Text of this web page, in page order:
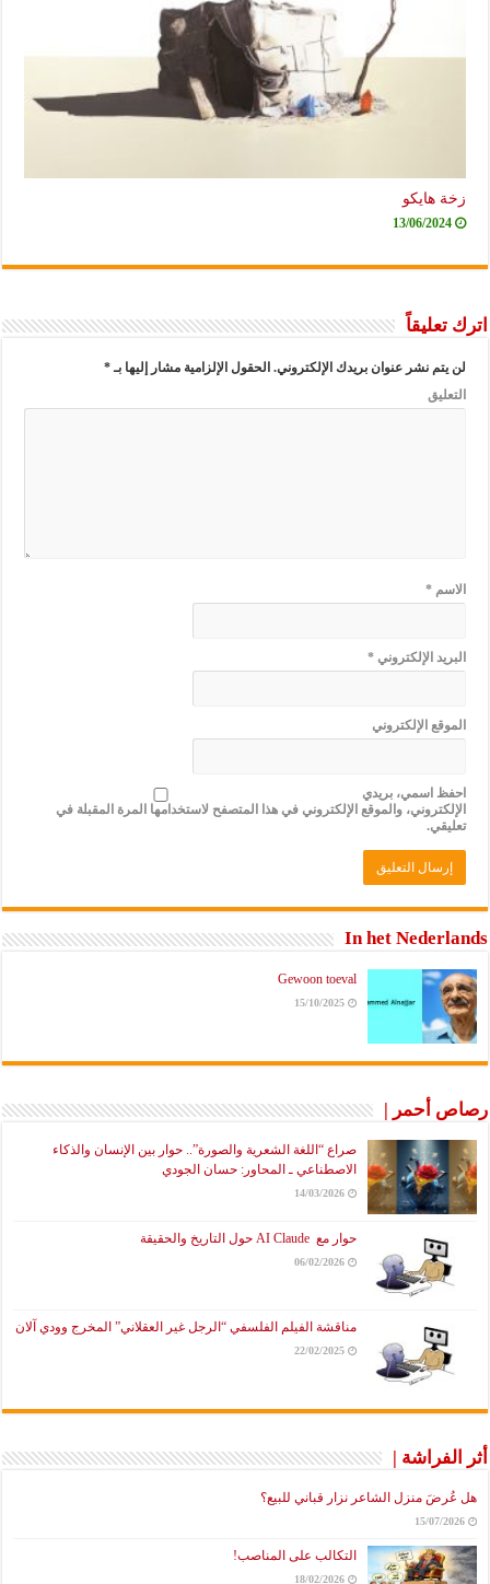
زخة هايكو
13/06/2024
اترك تعليقاً
لن يتم نشر عنوان بريدك الإلكتروني. الحقول الإلزامية مشار إليها بـ*
التعليق
الاسم*
البريد الإلكتروني*
الموقع الإلكتروني
احفظ اسمي، بريدي
الإلكتروني، والموقع الإلكتروني في هذا المتصفح لاستخدامها المرة المقبلة في
تعليقي.
In het Nederlands
Gewoon toeval
15/10/2025
رصاص أحمر |
صراع “اللغة الشعرية والصورة”.. حوار بين الإنسان والذكاء
الاصطناعي ـ المحاور: حسان الجودي
14/03/2026
حوار مع AI Claude حول التاريخ والحقيقة
06/02/2026
مناقشة الفيلم الفلسفي “الرجل غير العقلاني” المخرج وودي آلان
22/02/2025
أثر الفراشة |
هل عُرضَ منزل الشاعر نزار قباني للبيع؟
15/07/2026
التكالب على المناصب!
18/02/2026